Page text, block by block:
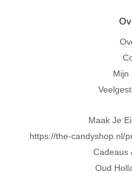
Al 20
Mijn
Maak Je
https://the-candyshop.nl/
Cadeaus
Oud